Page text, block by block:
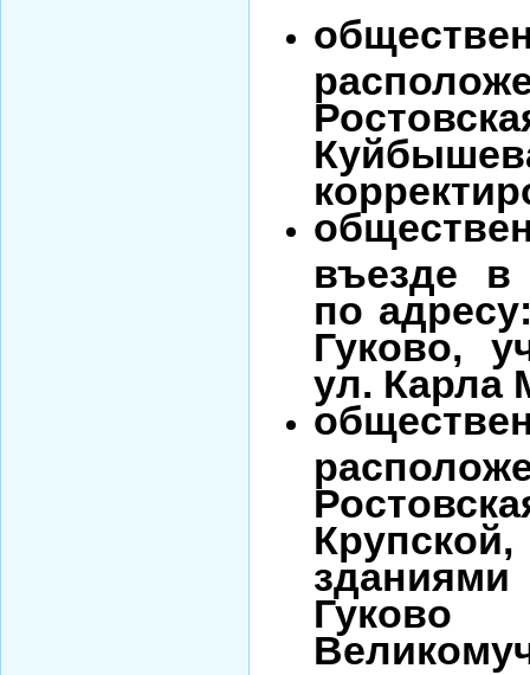
въезде в
по
Гуково,
ул. Карла